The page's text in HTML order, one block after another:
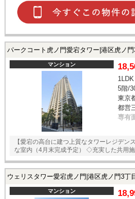
パークコート虎ノ門愛宕タワー|港区虎ノ
マンション
5階/
東京
都営
専有
【愛宕の高台に建つ上質なタワーレジデ
な室内（4月末完成予定） ◇充実した共用
ウェリスタワー愛宕虎ノ門|港区虎ノ門3丁
マンション